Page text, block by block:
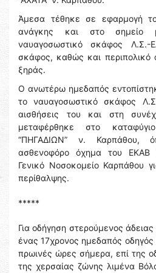
Άμεσα τέθηκε σε εφαρμογή
ανάγκης και στο σημείο
ναυαγοσωστικό σκάφος
σκάφος, καθώς και
ξηράς.
Ο ανωτέρω ημεδαπός
το ναυαγοσωστικό σκάφος
αισθήσεις του και στη
μεταφέρθηκε στο
“ΠΗΓΑΔΙΩΝ” ν. Καρπάθου,
ασθενοφόρο όχημα του ΕΚΑΒ
Γενικό Νοσοκομείο Καρπάθου
περίθαλψης.
*****
Για οδήγηση στερούμενος
ένας 17χρονος ημεδαπός
πρωινές ώρες σήμερα, επί της
της χερσαίας ζώνης λιμένα